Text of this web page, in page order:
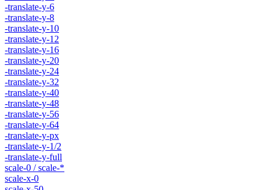
-translate-y-6
-translate-y-8
-translate-y-10
-translate-y-12
-translate-y-16
-translate-y-20
-translate-y-24
-translate-y-32
-translate-y-40
-translate-y-48
-translate-y-56
-translate-y-64
-translate-y-px
-translate-y-1/2
-translate-y-full
scale-0 / scale-*
scale-x-0